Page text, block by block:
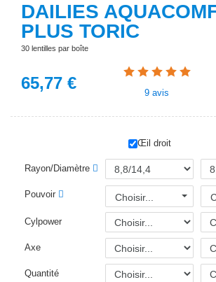
DAILIES
PLUS TORIC
30 lentilles par boîte
65,77 €
9 avis
Œil droit
Rayon/Diamètre
Pouvoir Choisir...
Cylpower
Axe
Quantité